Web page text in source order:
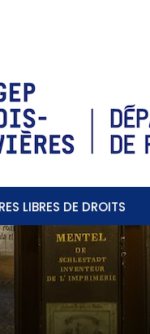
LIBRES DE DROITS